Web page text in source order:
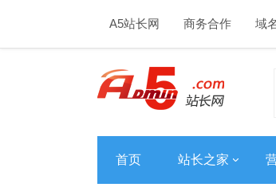
A5站长网 商务合作 域
首页 站长之家